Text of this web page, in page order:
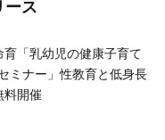
ース
育「乳幼児の健康子育て
ミナー」性教育と低身長
料開催